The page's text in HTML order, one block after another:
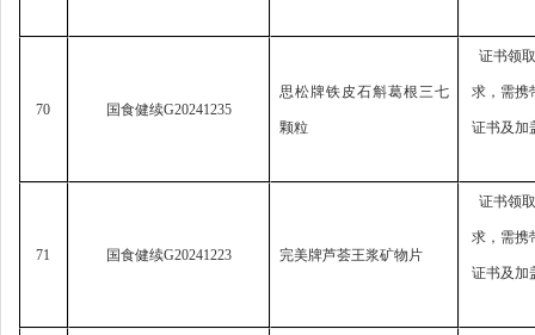
70 国食健续G20241235
思松牌铁皮石斛葛根三七
颗粒
证书领
求， 需携
证书及加
71 国食健续G20241223 完美牌芦荟王浆矿物片
证书领
求， 需携
证书及加